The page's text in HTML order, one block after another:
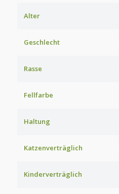
Alter
Geschlecht
Rasse
Fellfarbe
Haltung
Katzenverträglich
Kinderverträglich